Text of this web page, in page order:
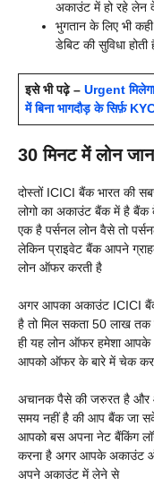
अकाउंट में हो रहे लेन
भुगतान के लिए भी
डेबिट की सुविधा होती
इसे भी पढ़े – Urgent
में बिना भागदौड़ के सिर्फ़
30 मिनट में लोन
दोस्तों ICICI बैंक भारत की
लोगो का अकाउंट बैंक में है बैंक
एक है पर्सनल लोन वैसे तो
लेकिन प्राइवेट बैंक आपने
लोन ऑफर करती है
अगर आपका अकाउंट ICICI
है तो मिल सकता 50 लाख तक
ही यह लोन ऑफर हमेशा आपके
आपको ऑफर के बारे में चेक
अचानक पैसे की जरुरत है और
समय नहीं है की आप बैंक जा
आपको बस अपना नेट बैंकिंग
करना है अगर आपके अकाउंट
अपने अकाउंट में लेने से